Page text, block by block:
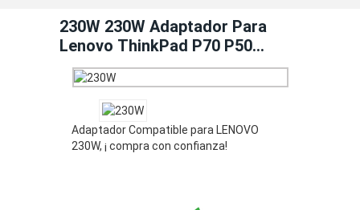
230W 230W Adaptador Para
Lenovo ThinkPad P70 P50
20ER000BIX,00HM626
ADL230NDC3A Notebook
Adaptador Compatible para LENOVO
230W, ¡ compra con confianza!